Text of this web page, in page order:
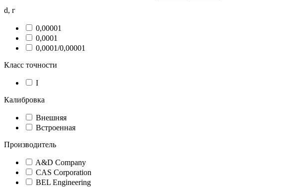
d, г
0,00001
0,0001
0,0001/0,00001
Класс точности
I
Калибровка
Внешняя
Встроенная
Производитель
A&D Company
CAS Corporation
BEL Engineering